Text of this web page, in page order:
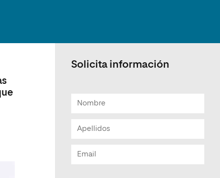
Escuela de Doctorado
Solicita información